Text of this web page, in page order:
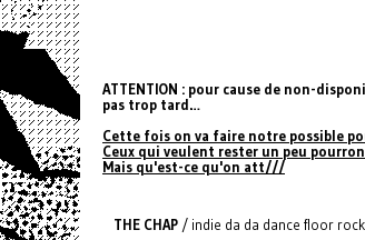
ATTENTION : pour cause de non-
pas trop tard…
Cette fois on va faire notre possible
Ceux qui veulent rester un peu
Mais qu'est-ce qu'on att///
THE CHAP / indie da da dance floor